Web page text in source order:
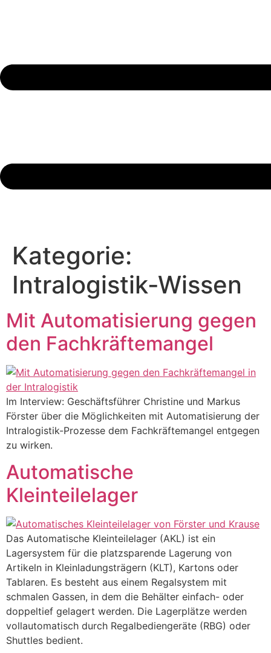
Kategorie:
Intralogistik-Wissen
Mit Automatisierung gegen
den Fachkräftemangel
Im Interview: Geschäftsführer Christine und Markus
Förster über die Möglichkeiten mit Automatisierung der
Intralogistik-Prozesse dem Fachkräftemangel entgegen
zu wirken.
Automatische
Kleinteilelager
Das Automatische Kleinteilelager (AKL) ist ein
Lagersystem für die platzsparende Lagerung von
Artikeln in Kleinladungsträgern (KLT), Kartons oder
Tablaren. Es besteht aus einem Regalsystem mit
schmalen Gassen, in dem die Behälter einfach- oder
doppeltief gelagert werden. Die Lagerplätze werden
vollautomatisch durch Regalbediengeräte (RBG) oder
Shuttles bedient.